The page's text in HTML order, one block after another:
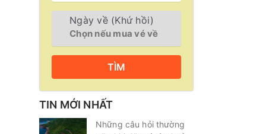
Ngày về (Khứ hồi)
TÌM
TIN MỚI NHẤT
Những câu hỏi thường